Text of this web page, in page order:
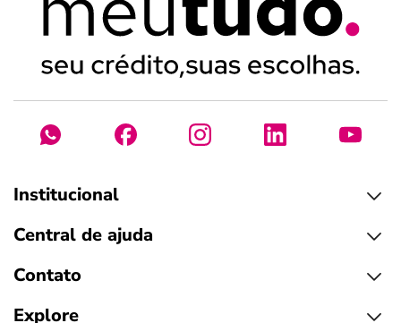
Institucional
Central de ajuda
Contato
Explore